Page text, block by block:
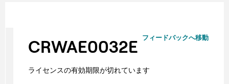
フィードバックへ移動
CRWAE0032E
ライセンスの有効期限が切れています